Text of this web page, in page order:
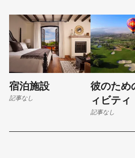
宿泊施設
記事なし
彼のため
ィビティ
記事なし